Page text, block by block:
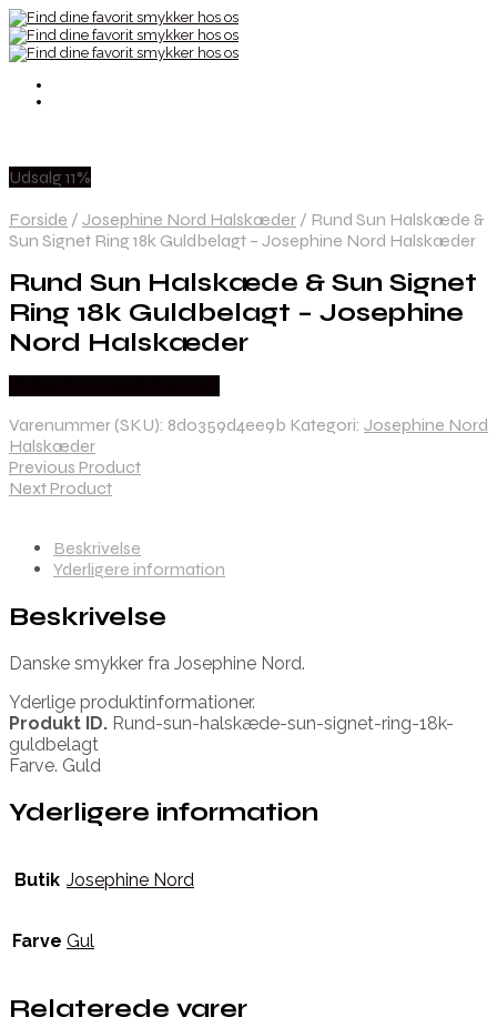
Udsalg 11%
Forside / Josephine Nord Halskæder / Rund Sun Halskæde &
Sun Signet Ring 18k Guldbelagt – Josephine Nord Halskæder
Rund Sun Halskæde & Sun Signet
Ring 18k Guldbelagt – Josephine
Nord Halskæder
Varenummer (SKU): 8d0359d4ee9b Kategori: Josephine Nord
Halskæder
Previous Product
Next Product
Beskrivelse
Yderligere information
Beskrivelse
Danske smykker fra Josephine Nord.
Yderlige produktinformationer.
Produkt ID. Rund-sun-halskæde-sun-signet-ring-18k-
guldbelagt
Farve. Guld
Yderligere information
Butik Josephine Nord
Farve Gul
Relaterede varer